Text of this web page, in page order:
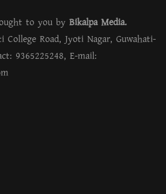
to you by Bikalpa Media.
College Road, Jyoti Nagar, Guwahati-
9365225248, E-mail: